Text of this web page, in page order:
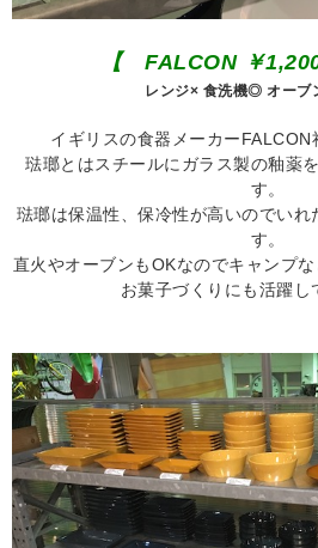
【 FALCON ￥
レンジ× 食洗機◎ オー
イギリスの食器メーカーFALCON
琺瑯とはスチールにガラス製の釉薬
す。
琺瑯は保温性、保冷性が高いのでいれ
す。
直火やオーブンもOKなのでキャンプ
お菓子づくりにも活躍し